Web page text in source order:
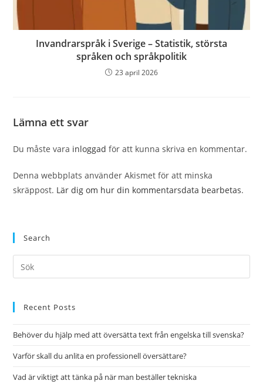
Invandrarspråk i Sverige – Statistik, största
språken och språkpolitik
23 april 2026
Lämna ett svar
Du måste vara inloggad för att kunna skriva en kommentar.
Denna webbplats använder Akismet för att minska
skräppost. Lär dig om hur din kommentarsdata bearbetas.
Search
Recent Posts
Behöver du hjälp med att översätta text från engelska till svenska?
Varför skall du anlita en professionell översättare?
Vad är viktigt att tänka på när man beställer tekniska